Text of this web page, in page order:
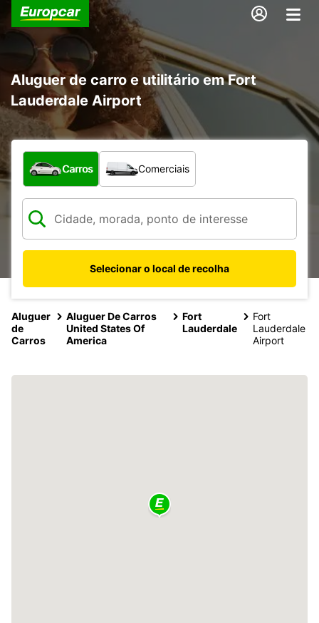
Aluguer de carro e utilitário em Fort
Lauderdale Airport
Que tipo de veículo pretende?
Carros Comerciais
Selecionar o local de recolha
Aluguer
de
Carros
Aluguer De Carros
United States Of
America
Fort
Lauderdale
Fort
Lauderdale
Airport